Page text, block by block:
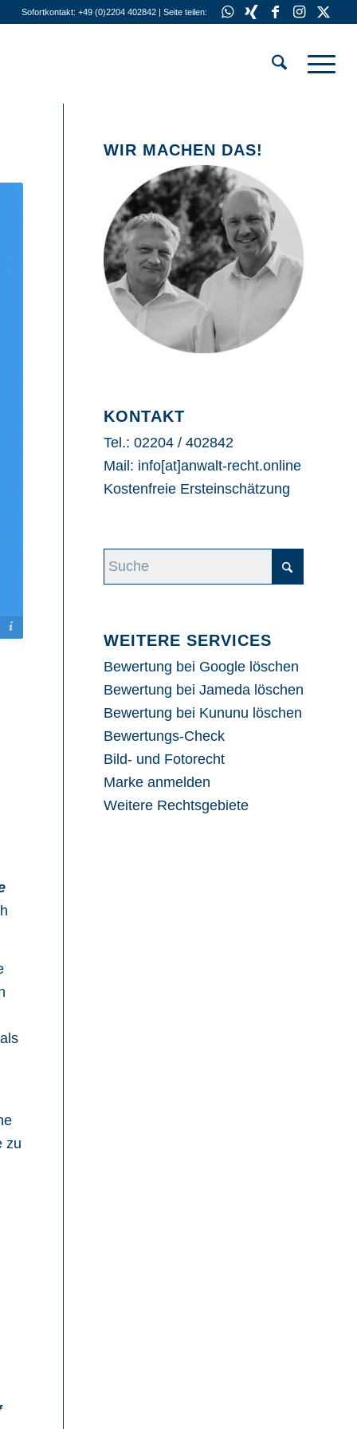
Sofortkontakt: +49 (0)2204 402842 | Seite teilen:
zu
WIR MACHEN DAS!
KONTAKT
Tel.: 02204 / 402842
Mail: info[at]anwalt-recht.online
Kostenfreie Ersteinschätzung
WEITERE SERVICES
Bewertung bei Google löschen
Bewertung bei Jameda löschen
Bewertung bei Kununu löschen
Bewertungs-Check
Bild- und Fotorecht
Marke anmelden
Weitere Rechtsgebiete